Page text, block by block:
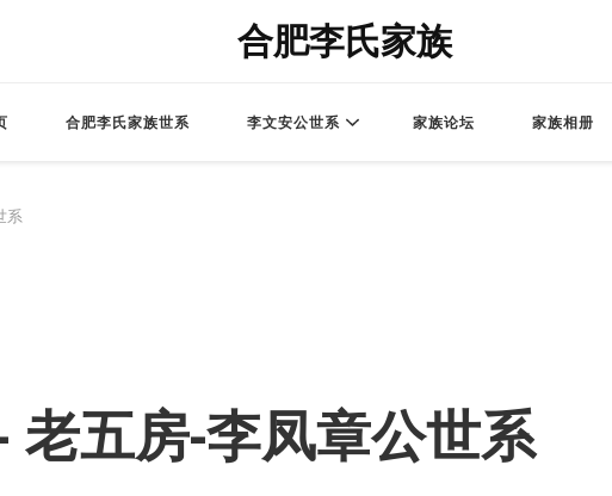
合肥李氏家族
合肥李氏家族世系 李文安公世系 家族论坛 家族相册
系
五房-李凤章公世系